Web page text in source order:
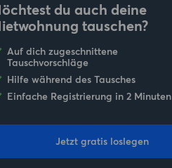
du auch deine
tauschen?
Auf dich zugeschnittene
Tauschvorschläge
Hilfe während des Tausches
Einfache Registrierung in 2 Minuten
Jetzt gratis loslegen